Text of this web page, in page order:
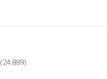
(24,889)